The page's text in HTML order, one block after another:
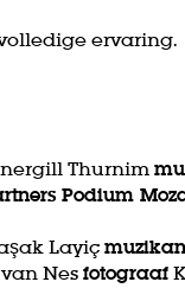
ervaring.
Thurnim
Podium
Layiç
Nes fotograaf